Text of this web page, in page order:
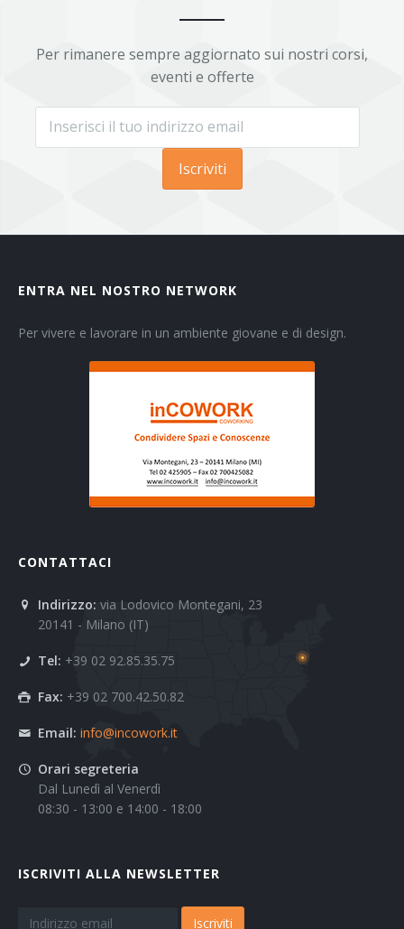
Per rimanere sempre aggiornato sui nostri corsi,
eventi e offerte
Iscriviti
ENTRA NEL NOSTRO NETWORK
Per vivere e lavorare in un ambiente giovane e di design.
CONTATTACI
Indirizzo: via Lodovico Montegani, 23
20141 - Milano (IT)
Tel: +39 02 92.85.35.75
Fax: +39 02 700.42.50.82
Email: info@incowork.it
Orari segreteria
Dal Lunedì al Venerdì
08:30 - 13:00 e 14:00 - 18:00
ISCRIVITI ALLA NEWSLETTER
Iscriviti